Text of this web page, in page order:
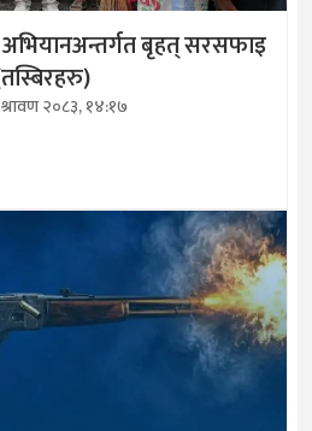
अभियानअन्तर्गत बृहत् सरसफाइ
२०८३, १४:१७